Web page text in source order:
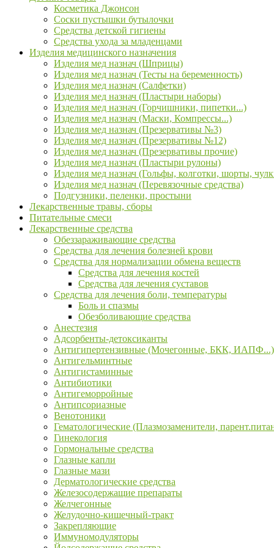
Косметика Джонсон
Соски пустышки бутылочки
Средства детской гигиены
Средства ухода за младенцами
Изделия медицинского назначения
Изделия мед назнач (Шприцы)
Изделия мед назнач (Тесты на беременность)
Изделия мед назнач (Салфетки)
Изделия мед назнач (Пластыри наборы)
Изделия мед назнач (Горчишники, пипетки...)
Изделия мед назнач (Маски, Компрессы...)
Изделия мед назнач (Презервативы №3)
Изделия мед назнач (Презервативы №12)
Изделия мед назнач (Презервативы прочие)
Изделия мед назнач (Пластыри рулоны)
Изделия мед назнач (Гольфы, колготки, шорты,
Изделия мед назнач (Перевязочные средства)
Подгузники, пеленки, простыни
Лекарственные травы, сборы
Питательные смеси
Лекарственные средства
Обеззараживающие средства
Средства для лечения болезней крови
Средства для нормализации обмена веществ
Средства для лечения костей
Средства для лечения суставов
Средства для лечения боли, температуры
Боль и спазмы
Обезболивающие средства
Анестезия
Адсорбенты-детоксиканты
Антигипертензивные (Мочегонные, БКК, ИАПФ...)
Антигельминтные
Антигистаминные
Антибиотики
Антигеморройные
Антипсориазные
Венотоники
Гематологические (Плазмозаменители,
Гинекология
Гормональные средства
Глазные капли
Глазные мази
Дерматологические средства
Железосодержащие препараты
Желчегонные
Желудочно-кишечный-тракт
Закрепляющие
Иммуномодуляторы